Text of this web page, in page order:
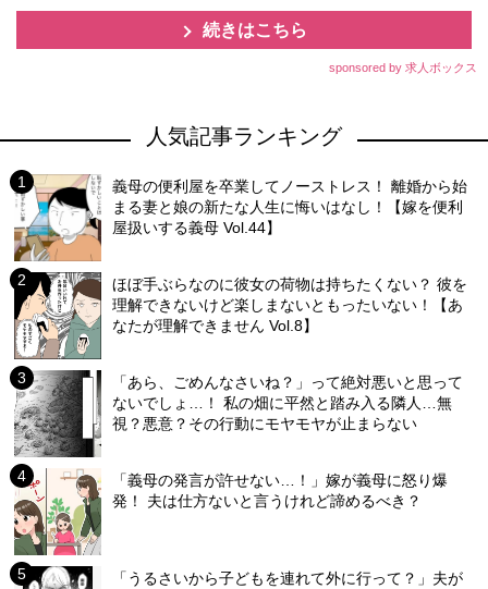
続きはこちら
sponsored by 求人ボックス
人気記事ランキング
義母の便利屋を卒業してノーストレス！ 離婚から始
まる妻と娘の新たな人生に悔いはなし！【嫁を便利
屋扱いする義母 Vol.44】
ほぼ手ぶらなのに彼女の荷物は持ちたくない？ 彼を
理解できないけど楽しまないともったいない！【あ
なたが理解できません Vol.8】
「あら、ごめんなさいね？」って絶対悪いと思って
ないでしょ…！ 私の畑に平然と踏み入る隣人…無
視？悪意？その行動にモヤモヤが止まらない
「義母の発言が許せない…！」嫁が義母に怒り爆
発！ 夫は仕方ないと言うけれど諦めるべき？
「うるさいから子どもを連れて外に行って？」夫が